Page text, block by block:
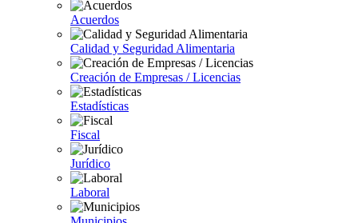
Acuerdos
Calidad y Seguridad Alimentaria
Creación de Empresas / Licencias
Estadísticas
Fiscal
Jurídico
Laboral